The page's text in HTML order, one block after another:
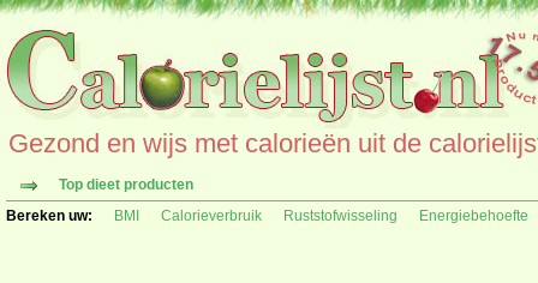
Gezond en wijs met calorieën uit de
Top dieet producten
Bereken uw:
BMI Calorieverbruik Ruststofwisseling Energiebehoefte